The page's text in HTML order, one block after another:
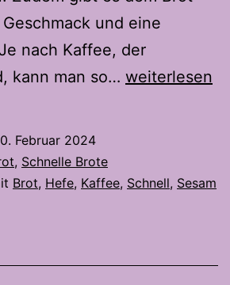
und eine
nach Kaffee, der
kann man so… Schnelles
weiterlesen
Februar 2024
, Schnelle Brote
Brot, Hefe, Kaffee, Schnell, Sesam